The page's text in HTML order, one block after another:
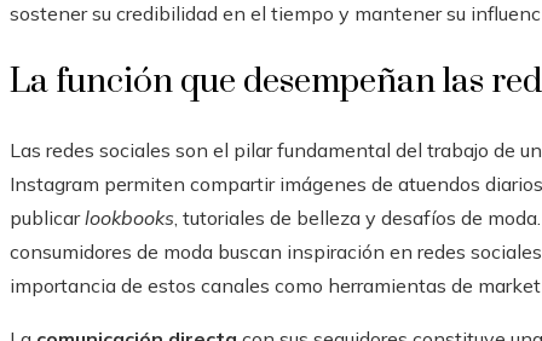
sostener su credibilidad en el tiempo y mantener su
La función que desempeñan las
Las redes sociales son el pilar fundamental del trabajo de
Instagram permiten compartir imágenes de atuendos
publicarlookbooks, tutoriales de belleza y desafíos de
consumidores de moda buscan inspiración en redes
importancia de estos canales como herramientas de